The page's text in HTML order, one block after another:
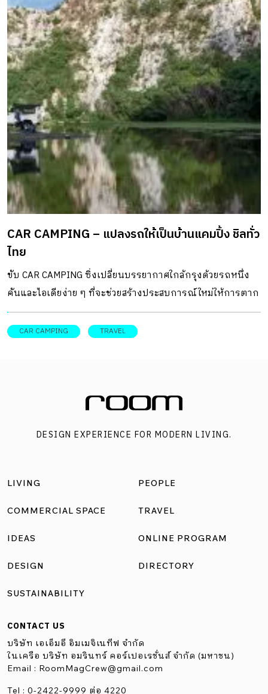
CAR CAMPING – แปลงรถให้เป็นบ้านแคมปิ้ง ชิลทั่ว
ไทย
ขับ CAR CAMPING ซิ่งเปลี่ยนบรรยากาศใกล้กรุงด้วยรถหนึ่ง
คันและไอเดียง่าย ๆ ที่จะช่วยสร้างประสบการณ์ใหม่ให้การตาก
อากาศครั้งนี้ไม่ธรรมดาอีกต่อไป
CAR CAMPING TRAVEL
DESIGN EXPERIENCE FOR MODERN LIVING.
LIVING
COMMERCIAL SPACE
IDEAS
DESIGN
SUSTAINABILITY
PEOPLE
TRAVEL
ONLINE PROGRAM
DIRECTORY
CONTACT US
บริษัท เอเอ็มอี อิมเมจิเนทีฟ จำกัด
ในเครือ บริษัท อมรินทร์ คอร์เปอเรชั่นส์ จำกัด (มหาชน)
Email : RoomMagCrew@gmail.com
Tel : 0-2422-9999 ต่อ 4220